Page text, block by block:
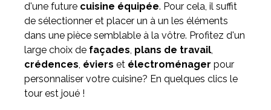
d'une future cuisine équipée. Pour cela, il suffit
de sélectionner et placer un à un les éléments
dans une pièce semblable à la vôtre. Profitez d'un
large choix de façades, plans de travail,
crédences, éviers et électroménager pour
personnaliser votre cuisine? En quelques clics le
tour est joué !